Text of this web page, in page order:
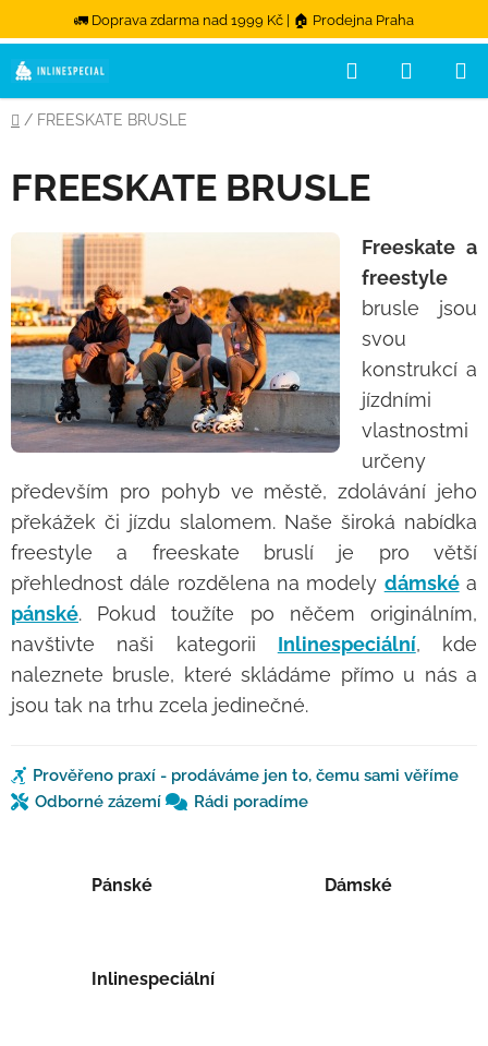
🚛 Doprava zdarma nad 1999 Kč | 🏠 Prodejna Praha
Hledat
Domů
/ FREESKATE BRUSLE
FREESKATE BRUSLE
Freeskate a
freestyle
brusle jsou
svou
konstrukcí a
jízdními
vlastnostmi
určeny
především pro pohyb ve městě, zdolávání jeho
překážek či jízdu slalomem. Naše široká nabídka
freestyle a freeskate bruslí je pro větší
přehlednost dále rozdělena na modely dámskéa
pánské. Pokud toužíte po něčem originálním,
navštivte naši kategorii Inlinespeciální, kde
naleznete brusle, které skládáme přímo u nás a
jsou tak na trhu zcela jedinečné.
Prověřeno praxí - prodáváme jen to, čemu sami věříme
Odborné zázemí
Rádi poradíme
Pánské Dámské
Inlinespeciální